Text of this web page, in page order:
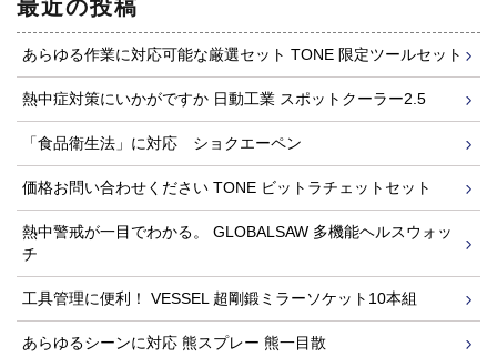
最近の投稿
あらゆる作業に対応可能な厳選セット TONE 限定ツールセット
熱中症対策にいかがですか 日動工業 スポットクーラー2.5
「食品衛生法」に対応 ショクエーペン
価格お問い合わせください TONE ビットラチェットセット
熱中警戒が一目でわかる。 GLOBALSAW 多機能ヘルスウォッ
チ
工具管理に便利！ VESSEL 超剛鍛ミラーソケット10本組
あらゆるシーンに対応 熊スプレー 熊一目散